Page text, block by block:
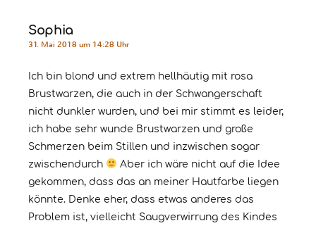
Sophia
31. Mai 2018 um 14:28 Uhr
Ich bin blond und extrem hellhäutig mit rosa
Brustwarzen, die auch in der Schwangerschaft
nicht dunkler wurden, und bei mir stimmt es leider,
ich habe sehr wunde Brustwarzen und große
Schmerzen beim Stillen und inzwischen sogar
zwischendurch
Aber ich wäre nicht auf die Idee
gekommen, dass das an meiner Hautfarbe liegen
könnte. Denke eher, dass etwas anderes das
Problem ist, vielleicht Saugverwirrung des Kindes